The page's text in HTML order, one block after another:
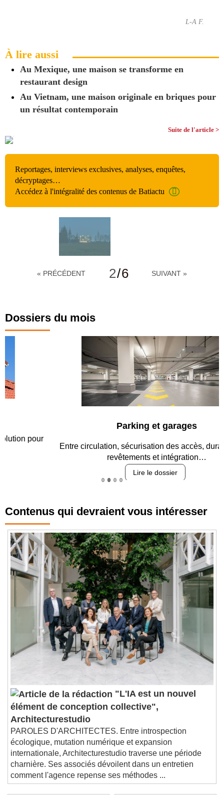
L-A F.
À lire aussi
Au Mexique, une maison se transforme en
restaurant design
Au Vietnam, une maison originale en briques pour
un résultat contemporain
Suite de l'article >
Reportages, interviews exclusives, analyses, enquêtes,
décryptages…
Accédez à l'intégralité des contenus de Batiactu
« PRÉCÉDENT 2/6 SUIVANT »
Dossiers du mois
Parking et garages
Entre circulation, sécurisation des accès, durabilité des
revêtements et intégration…
Contenus qui devraient vous intéresser
"L'IA est un nouvel
élément de conception collective",
Architecturestudio
PAROLES D'ARCHITECTES. Entre introspection
écologique, mutation numérique et expansion
internationale, Architecturestudio traverse une période
charnière. Ses associés dévoilent dans un entretien
comment l'agence repense ses méthodes ...